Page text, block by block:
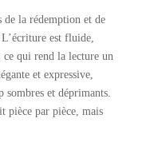
de la rédemption et de
est fluide,
ce qui rend la lecture un
et expressive,
sombres et déprimants.
pièce par pièce, mais